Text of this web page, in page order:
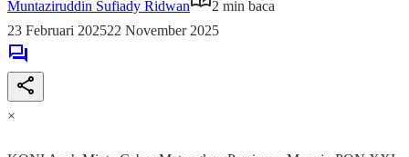
Muntaziruddin Sufiady Ridwan
2 min baca
23 Februari 202522 November 2025
×